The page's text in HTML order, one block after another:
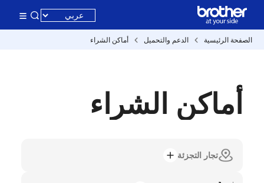
الصفحة الرئيسية الدعم والتحميل أماكن الشراء
أماكن الشراء
تجار التجزئة